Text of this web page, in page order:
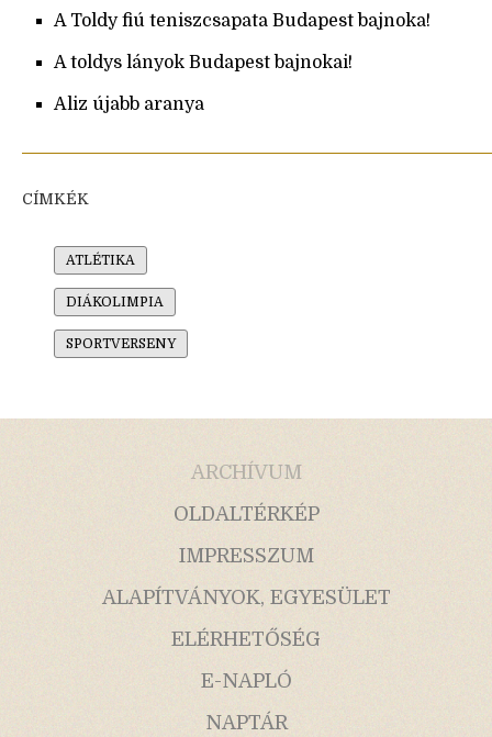
A Toldy fiú teniszcsapata Budapest bajnoka!
A toldys lányok Budapest bajnokai!
Aliz újabb aranya
CÍMKÉK
ATLÉTIKA
DIÁKOLIMPIA
SPORTVERSENY
ARCHÍVUM
OLDALTÉRKÉP
IMPRESSZUM
ALAPÍTVÁNYOK, EGYESÜLET
ELÉRHETŐSÉG
E-NAPLÓ
NAPTÁR